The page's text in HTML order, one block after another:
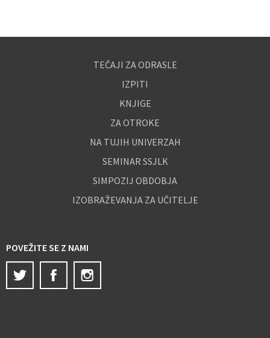
TEČAJI ZA ODRASLE
IZPITI
KNJIGE
ZA OTROKE
NA TUJIH UNIVERZAH
SEMINAR SSJLK
SIMPOZIJ OBDOBJA
IZOBRAŽEVANJA ZA UČITELJE
POVEŽITE SE Z NAMI
Twitter
Facebook